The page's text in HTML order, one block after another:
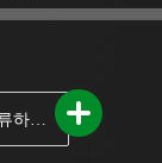
하세요